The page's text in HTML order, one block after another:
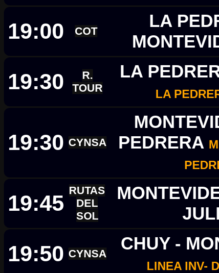
19:00 COT
LA
19:30
R.
TOUR
LA
LA
19:30 CYNSA
PEDRERA
19:45
RUTAS
DEL
SOL
19:50 CYNSA
CHUY -
LINEA INV-